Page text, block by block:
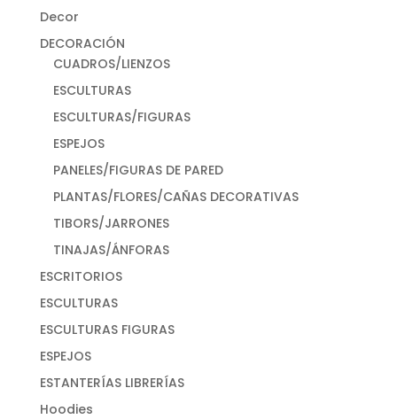
Decor
DECORACIÓN
CUADROS/LIENZOS
ESCULTURAS
ESCULTURAS/FIGURAS
ESPEJOS
PANELES/FIGURAS DE PARED
PLANTAS/FLORES/CAÑAS DECORATIVAS
TIBORS/JARRONES
TINAJAS/ÁNFORAS
ESCRITORIOS
ESCULTURAS
ESCULTURAS FIGURAS
ESPEJOS
ESTANTERÍAS LIBRERÍAS
Hoodies